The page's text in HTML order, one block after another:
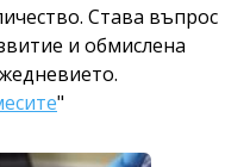
Става въпрос
и обмислена
"